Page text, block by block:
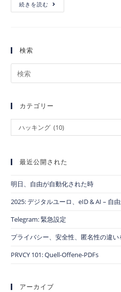
続きを読む
検索
カテゴリー
ハッキング (10)
最近公開された
明日、自由が自動化された時
2025: デジタルユーロ、eID & AI – 自
Telegram: 緊急設定
プライバシー、安全性、匿名性の違い
PRVCY 101: Quell-Offene-PDFs
アーカイブ